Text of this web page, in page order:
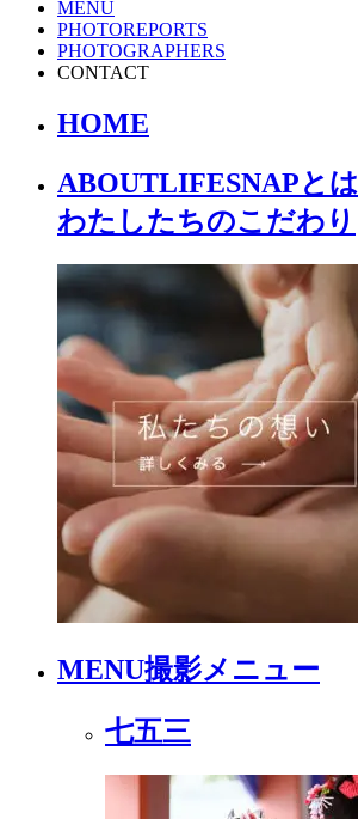
MENU
PHOTOREPORTS
PHOTOGRAPHERS
CONTACT
HOME
ABOUTLIFESNAPとは
わたしたちのこだわり
MENU撮影メニュー
七五三